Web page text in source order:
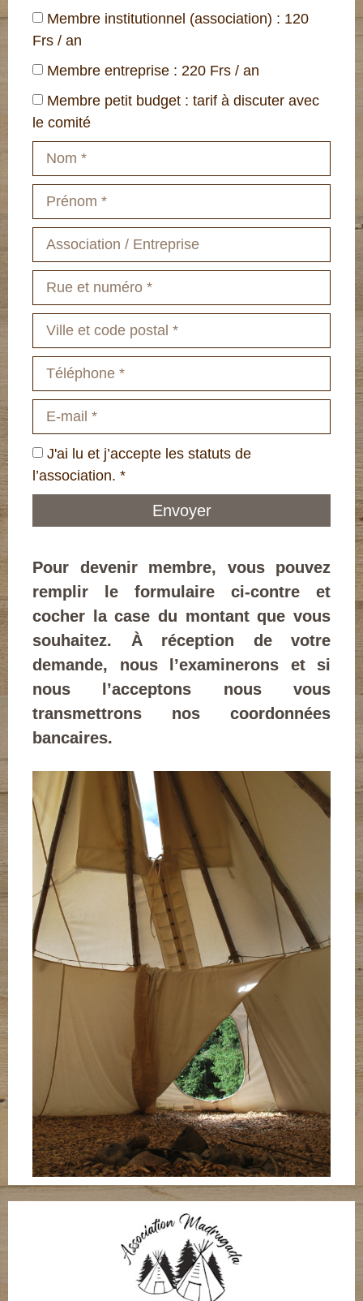
Membre institutionnel (association) : 120
Frs / an
Membre entreprise : 220 Frs / an
Membre petit budget : tarif à discuter avec
le comité
J'ai lu et j’accepte les statuts de
l’association. *
Envoyer
Pour devenir membre, vous pouvez
remplir le formulaire ci-contre et
cocher la case du montant que vous
souhaitez. À réception de votre
demande, nous l’examinerons et si
nous l’acceptons nous vous
transmettrons nos coordonnées
bancaires.